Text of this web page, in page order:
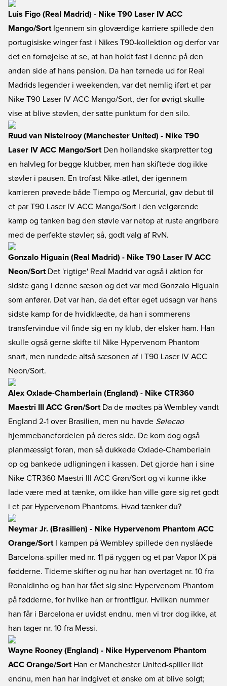
Luis Figo (Real Madrid) - Nike T90 Laser IV ACC
Mango/Sort Igennem sin gloværdige karriere spillede den
portugisiske winger fast i Nikes T90-kollektion og derfor var
det en fornøjelse at se, at han holdt fast i denne på den
anden side af hans pension. Da han tørnede ud for Real
Madrids legender i weekenden, var det nemlig iført et par
Nike T90 Laser IV ACC Mango/Sort, der for øvrigt skulle
vise at blive støvlen, der satte punktum for den silo.
Ruud van Nistelrooy (Manchester United) - Nike T90
Laser IV ACC Mango/Sort Den hollandske skarpretter tog
en halvleg for begge klubber, men han skiftede dog ikke
støvler i pausen. En trofast Nike-atlet, der igennem
karrieren prøvede både Tiempo og Mercurial, gav debut til
et par T90 Laser IV ACC Mango/Sort i den velgørende
kamp og tanken bag den støvle var netop at ruste angribere
med de perfekte støvler; så, godt valg af RvN.
Gonzalo Higuain (Real Madrid) - Nike T90 Laser IV ACC
Neon/Sort Det 'rigtige' Real Madrid var også i aktion for
sidste gang i denne sæson og det var med Gonzalo Higuain
som anfører. Det var han, da det efter eget udsagn var hans
sidste kamp for de hvidklædte, da han i sommerens
transfervindue vil finde sig en ny klub, der elsker ham. Han
skulle også gerne skifte til Nike Hypervenom Phantom
snart, men rundede altså sæsonen af i T90 Laser IV ACC
Neon/Sort.
Alex Oxlade-Chamberlain (England) - Nike CTR360
Maestri III ACC Grøn/Sort Da de mødtes på Wembley vandt
England 2-1 over Brasilien, men nu havde Selecao
hjemmebanefordelen på deres side. De kom dog også
planmæssigt foran, men så dukkede Oxlade-Chamberlain
op og bankede udligningen i kassen. Det gjorde han i sine
Nike CTR360 Maestri III ACC Grøn/Sort og vi kunne ikke
lade være med at tænke, om ikke han ville gøre sig ret godt
i et par Hypervenom Phantoms. Hvad tænker du?
Neymar Jr. (Brasilien) - Nike Hypervenom Phantom ACC
Orange/Sort I kampen på Wembley spillede den nyslåede
Barcelona-spiller med nr. 11 på ryggen og et par Vapor IX på
fødderne. Tiderne skifter og nu har han overtaget nr. 10 fra
Ronaldinho og han har fået sig sine Hypervenom Phantom
på fødderne, for hvilke han er frontfigur. Hvilken nummer
han får i Barcelona er uvidst endnu, men vi tror dog ikke, at
han tager nr. 10 fra Messi.
Wayne Rooney (England) - Nike Hypervenom Phantom
ACC Orange/Sort Han er Manchester United-spiller lidt
endnu, men han har indgivet et ønske om at blive solgt;